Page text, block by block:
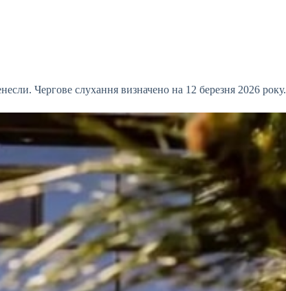
Чергове слухання визначено на 12 березня 2026 року.